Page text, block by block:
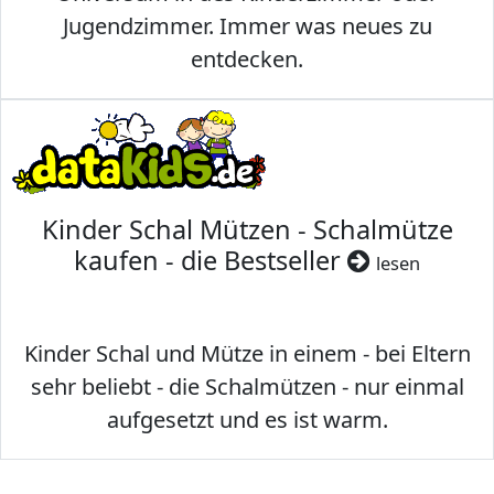
Jugendzimmer. Immer was neues zu
entdecken.
Kinder Schal Mützen - Schalmütze
kaufen - die Bestseller
lesen
Kinder Schal und Mütze in einem - bei Eltern
sehr beliebt - die Schalmützen - nur einmal
aufgesetzt und es ist warm.